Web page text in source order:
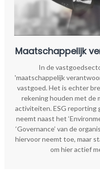
Maatschappelijk
In de
'maatschappelijk
vastgoed. Het is echter
rekening houden met de
activiteiten. ESG reporting
neemt naast het
‘Governance’ van de
hiervoor neemt toe, maar
om hier actief